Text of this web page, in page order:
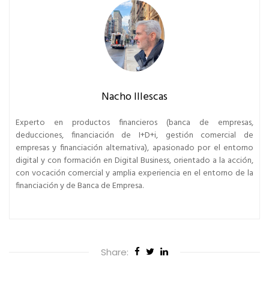
Nacho Illescas
Experto en productos financieros (banca de empresas,
deducciones, financiación de I+D+i, gestión comercial de
empresas y financiación alternativa), apasionado por el entorno
digital y con formación en Digital Business, orientado a la acción,
con vocación comercial y amplia experiencia en el entorno de la
financiación y de Banca de Empresa.
Share: